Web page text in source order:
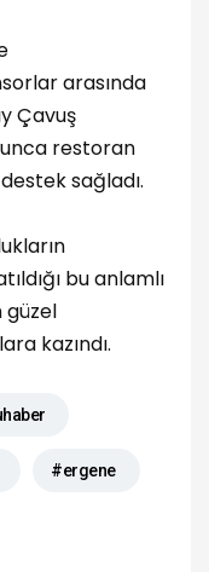
arasında
Çavuş
restoran
sağladı.
bu anlamlı
güzel
kazındı.
#ergene